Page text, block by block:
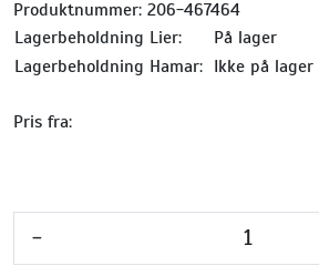
Produktnummer: 206-467464
Lagerbeholdning Lier:
På lager
Lagerbeholdning Hamar: Ikke på lager
Pris fra:
-
Driftsmidler